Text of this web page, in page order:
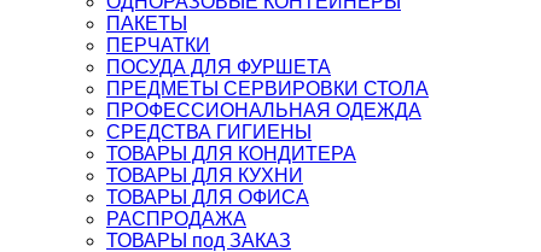
ПАКЕТЫ
ПЕРЧАТКИ
ПОСУДА ДЛЯ ФУРШЕТА
ПРЕДМЕТЫ СЕРВИРОВКИ СТОЛА
ПРОФЕССИОНАЛЬНАЯ ОДЕЖДА
СРЕДСТВА ГИГИЕНЫ
ТОВАРЫ ДЛЯ КОНДИТЕРА
ТОВАРЫ ДЛЯ КУХНИ
ТОВАРЫ ДЛЯ ОФИСА
РАСПРОДАЖА
ТОВАРЫ под ЗАКАЗ